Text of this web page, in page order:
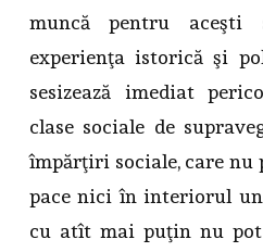
muncă pentru aceşti
experienţa istorică şi
sesizează imediat
clase sociale de
împărţiri sociale, care nu
pace nici în interiorul
cu atît mai puţin nu